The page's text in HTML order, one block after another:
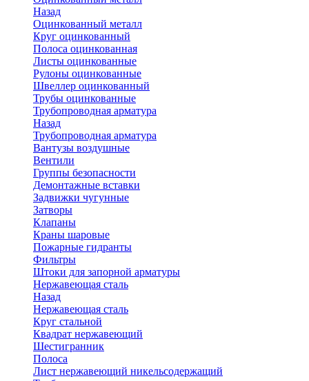
Назад
Оцинкованный металл
Круг оцинкованный
Полоса оцинкованная
Листы оцинкованные
Рулоны оцинкованные
Швеллер оцинкованный
Трубы оцинкованные
Трубопроводная арматура
Назад
Трубопроводная арматура
Вантузы воздушные
Вентили
Группы безопасности
Демонтажные вставки
Задвижки чугунные
Затворы
Клапаны
Краны шаровые
Пожарные гидранты
Фильтры
Штоки для запорной арматуры
Нержавеющая сталь
Назад
Нержавеющая сталь
Круг стальной
Квадрат нержавеющий
Шестигранник
Полоса
Лист нержавеющий никельсодержащий